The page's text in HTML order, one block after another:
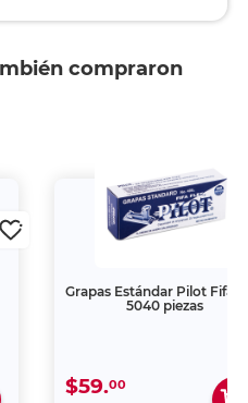
compraron
Grapas Estándar Pilot Fifa
5040 piezas
$59.00